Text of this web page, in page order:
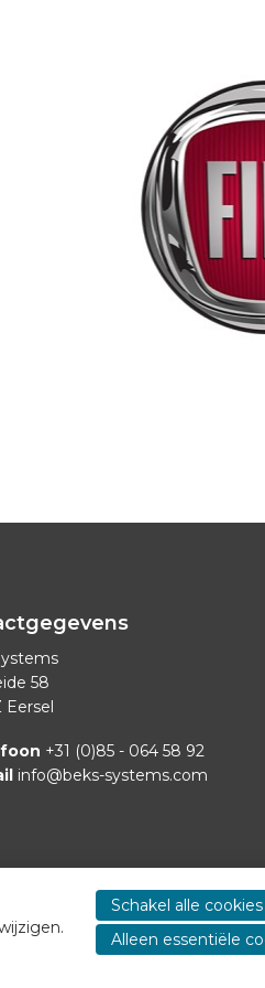
58
Eersel
+31 (0)85 - 064 58 92
info@beks-systems.com
Schakel alle
Alleen essentiële